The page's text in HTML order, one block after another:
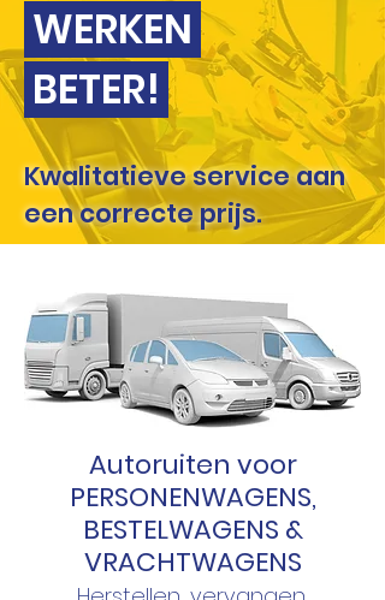
WERKEN
BETER!
Kwalitatieve serviceaan
een correcte prijs.
Autoruiten voor
PERSONENWAGENS,
BESTELWAGENS &
VRACHTWAGENS